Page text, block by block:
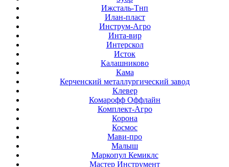
Ижсталь-Тнп
Илан-пласт
Инструм-Агро
Инта-вир
Интерскол
Исток
Калашниково
Кама
Керченский металлургический завод
Клевер
Комарофф Оффлайн
Комплект-Агро
Корона
Космос
Мави-про
Малыш
Маркопул Кемиклс
Мастер Инструмент